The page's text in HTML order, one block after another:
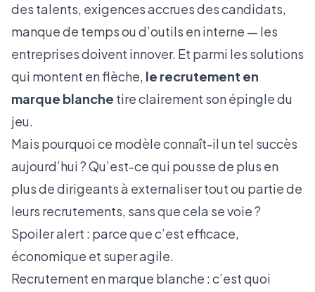
des talents, exigences accrues des candidats,
manque de temps ou d’outils en interne — les
entreprises doivent innover. Et parmi les solutions
qui montent en flèche, le recrutement en
marque blanche tire clairement son épingle du
jeu.
Mais pourquoi ce modèle connaît-il un tel succès
aujourd’hui ? Qu’est-ce qui pousse de plus en
plus de dirigeants à externaliser tout ou partie de
leurs recrutements, sans que cela se voie ?
Spoiler alert : parce que c’est efficace,
économique et super agile.
Recrutement en marque blanche : c’est quoi